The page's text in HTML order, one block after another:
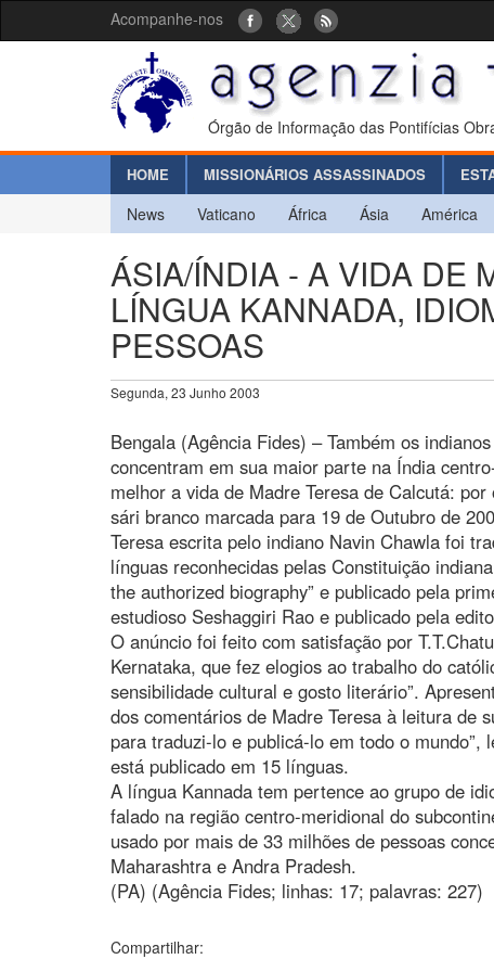
Acompanhe-nos
Órgão de Informação das Pontifícias
HOME MISSIONÁRIOS ASSASSINADOS
News Vaticano África Ásia América
ÁSIA/ÍNDIA - A VIDA DE
LÍNGUA KANNADA,
PESSOAS
Segunda, 23 Junho 2003
Bengala (Agência Fides) – Também os
concentram em sua maior parte na Índia
melhor a vida de Madre Teresa de Calcutá:
sári branco marcada para 19 de Outubro de
Teresa escrita pelo indiano Navin Chawla foi
línguas reconhecidas pelas Constituição
the authorized biography” e publicado pela
estudioso Seshaggiri Rao e publicado pela
O anúncio foi feito com satisfação por
Kernataka, que fez elogios ao trabalho do
sensibilidade cultural e gosto literário”.
dos comentários de Madre Teresa à leitura de
para traduzi-lo e publicá-lo em todo o
está publicado em 15 línguas.
A língua Kannada tem pertence ao grupo de
falado na região centro-meridional do
usado por mais de 33 milhões de pessoas
Maharashtra e Andra Pradesh.
(PA) (Agência Fides; linhas: 17; palavras: 227)
Compartilhar: